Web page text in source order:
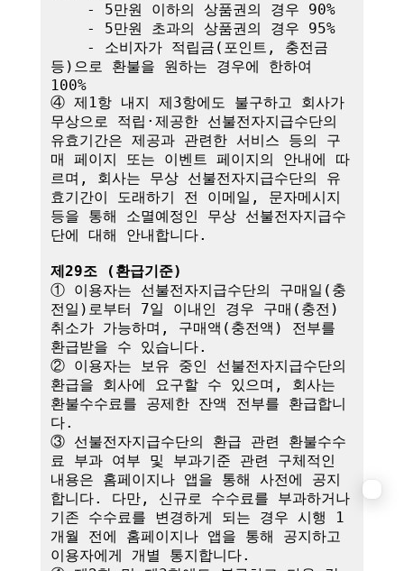
등)으로 환불을 원하는 경우에 한하여
100%
④ 제1항 내지 제3항에도 불구하고 회사가
무상으로 적립·제공한 선불전자지급수단의
유효기간은 제공과 관련한 서비스 등의 구
매 페이지 또는 이벤트 페이지의 안내에 따
르며, 회사는 무상 선불전자지급수단의 유
효기간이 도래하기 전 이메일, 문자메시지
등을 통해 소멸예정인 무상 선불전자지급수
단에 대해 안내합니다.
제29조 (환급기준)
① 이용자는 선불전자지급수단의 구매일(충
전일)로부터 7일 이내인 경우 구매(충전)
취소가 가능하며, 구매액(충전액) 전부를
환급받을 수 있습니다.
② 이용자는 보유 중인 선불전자지급수단의
환급을 회사에 요구할 수 있으며, 회사는
환불수수료를 공제한 잔액 전부를 환급합니
다.
③ 선불전자지급수단의 환급 관련 환불수수
료 부과 여부 및 부과기준 관련 구체적인
내용은 홈페이지나 앱을 통해 사전에 공지
합니다. 다만, 신규로 수수료를 부과하거나
기존 수수료를 변경하게 되는 경우 시행 1
개월 전에 홈페이지나 앱을 통해 공지하고
이용자에게 개별 통지합니다.